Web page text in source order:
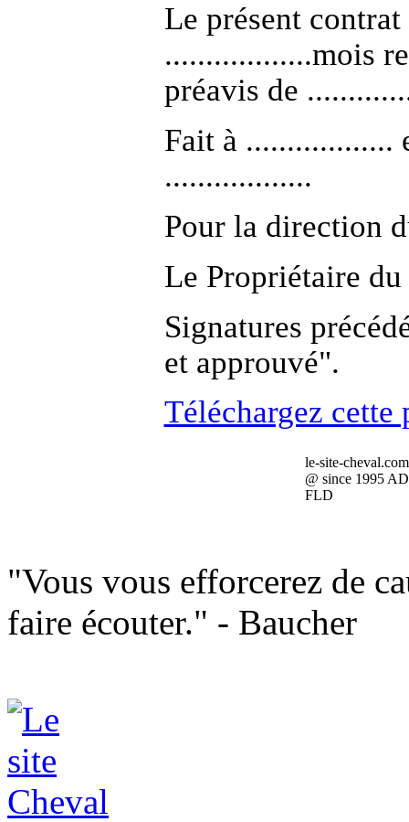
Le présent
..................mois
préavis de
Fait à ..................
..................
Pour la direction
Le Propriétaire
Signatures
et approuvé".
Téléchargez cette
le-site-cheval.com
@ since 1995
FLD
"Vous vous efforcerez de
faire écouter." - Baucher